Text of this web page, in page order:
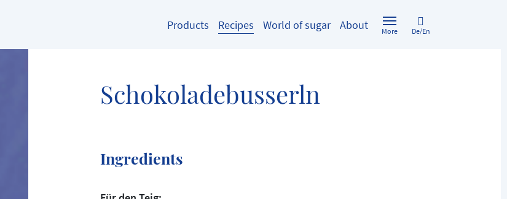
De/En
Products Recipes World of sugar About More
Schokoladebusserln
Ingredients